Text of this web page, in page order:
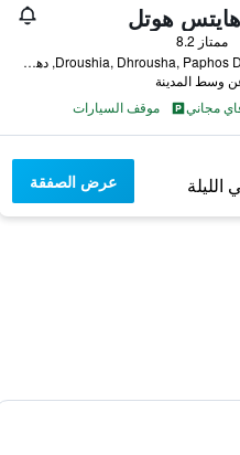
هوتل
ممتاز 8.2
Droushia, Dhrousha, Paphos District, N/a 2, دهروشا, قبرص
مجاني
موقف السيارات
عرض الصفقة